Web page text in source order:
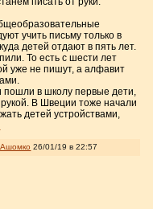
учить письму только в
детей отдают в пять лет.
То есть с шести лет
уже не пишут, а алфавит
пошли в школу первые дети,
В Швеции тоже начали
детей устройствами,
26/01/19 в 22:57